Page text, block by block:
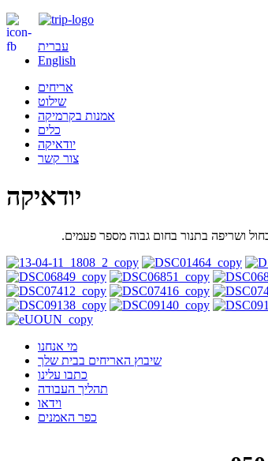
עברית
English
אריחים
שילוט
אמנות בקרמיקה
כלים
יודאיקה
צור קשר
יודאיקה
ושריפה בתנור בחום גבוה מספר פעמים.
מי אנחנו
שיבוץ האריחים בבית שלך
כתבו עלינו
תהליך העבודה
וידאו
כפר האמנים